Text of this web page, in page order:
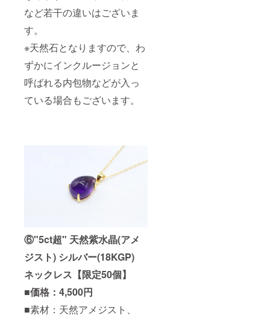
など若干の違いはございま
す。
※天然石となりますので、わ
ずかにインクルージョンと
呼ばれる内包物などが入っ
ている場合もございます。
⑥"5ct超" 天然紫水晶(アメ
ジスト) シルバー(18KGP)
ネックレス【限定50個】
■価格：4,500円
■素材：天然アメジスト、